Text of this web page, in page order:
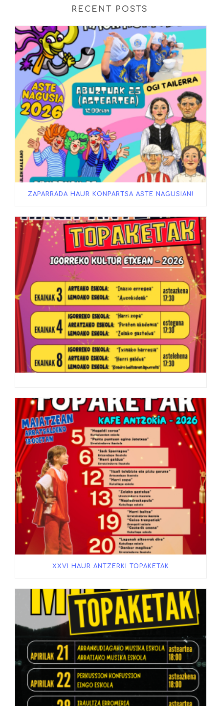
RECENT POSTS
ZAPARRADA HAUR KONPARTSA ASTE NAGUSIAN!
XXVI HAUR ANTZERKI TOPAKETAK